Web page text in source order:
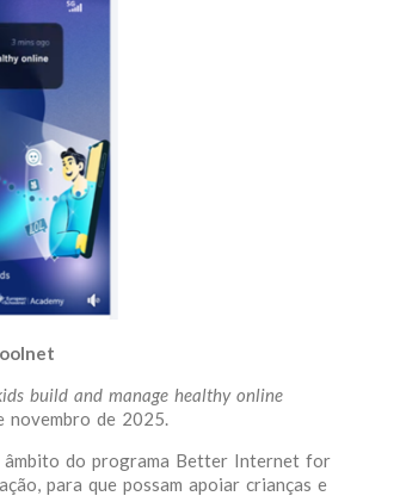
build and manage healthy online
novembro de 2025.
âmbito do programa Better Internet for
para que possam apoiar crianças e